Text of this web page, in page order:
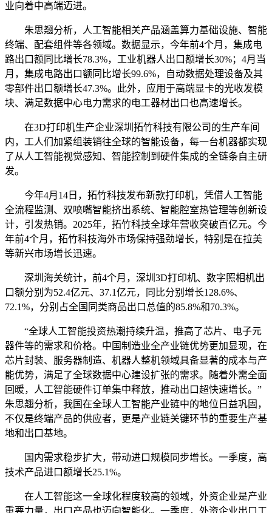
业向着中高端迈进。
朱思翘分析，人工智能相关产品涵盖算力基础设施、智能
终端、配套组件等各领域。数据显示，今年前4个月，集成电
路出口额同比增长78.3%，工业机器人出口额增长30%；4月当
月，集成电路出口额同比增长99.6%，自动数据处理设备及其
零部件出口额增长47.3%。此外，应用于高端显卡的光收发模
块、满足数据中心电力需求的电工器材出口也高速增长。
在3D打印机生产企业深圳拓竹科技有限公司的生产车间
内，工人们加紧组装销往全球的智能设备，每一台机器都实现
了从人工智能视觉感知、智能控制到硬件集成的全链条自主研
发。
今年4月14日，拓竹科技发布新款打印机，凭借人工智能
全流程监测、双喷嘴智能挤出系统、智能腔室热管理等创新设
计，引发热销。2025年，拓竹科技全球年营收突破百亿元。今
年前4个月，拓竹科技海外市场保持强劲增长，特别是在拉美
等新兴市场增长迅速。
深圳海关统计，前4个月，深圳3D打印机、数字照相机出
口额分别为52.4亿元、37.1亿元，同比分别增长128.6%、
72.1%，分别占全国同类商品出口总值的85.8%和70.3%。
“全球人工智能投资热潮持续升温，推高了芯片、电子元
器件等的需求和价格。中国制造业全产业链优势更加显现，在
芯片封装、服务器制造、机器人整机领域具备显著的成本与产
能优势，满足了全球数据中心建设扩张的需求。随着外需全面
回暖，人工智能硬件订单集中释放，推动出口超快速增长。”
朱思翘分析，我国在全球人工智能产业链中的地位日益巩固，
不仅是终端产品的供应者，更是产业链关键环节的重要生产基
地和出口基地。
国内需求稳步扩大，带动进口规模同步增长。一季度，高
技术产品进口额增长25.1%。
在人工智能这一全球化程度较高的领域，外资企业是产业